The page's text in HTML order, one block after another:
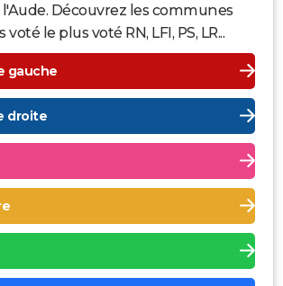
Découvrez les communes
le plus voté RN, LFI, PS, LR...
gauche
droite